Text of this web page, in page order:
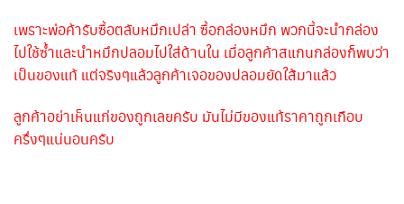
เพราะพ่อค้ารับซื้อตลับหมึกเปล่า ซื้อกล่องหมึก พวกนี้จะนำกล่อง
ไปใช้ซ้ำและนำหมึกปลอมไปใส่ด้านใน เมื่อลูกค้าสแกนกล่องก็พบว่า
เป็นของแท้ แต่จริงๆแล้วลูกค้าเจอของปลอมยัดใส้มาแล้ว
ลูกค้าอย่าเห็นแก่ของถูกเลยครับ มันไม่มีของแท้ราคาถูกเกือบ
ครึ่งๆแน่นอนครับ